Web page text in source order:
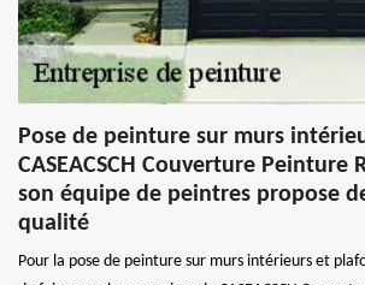
Pose de peinture sur murs
CASEACSCH Couverture Peinture
son équipe de peintres propose
qualité
Pour la pose de peinture sur murs intérieurs et